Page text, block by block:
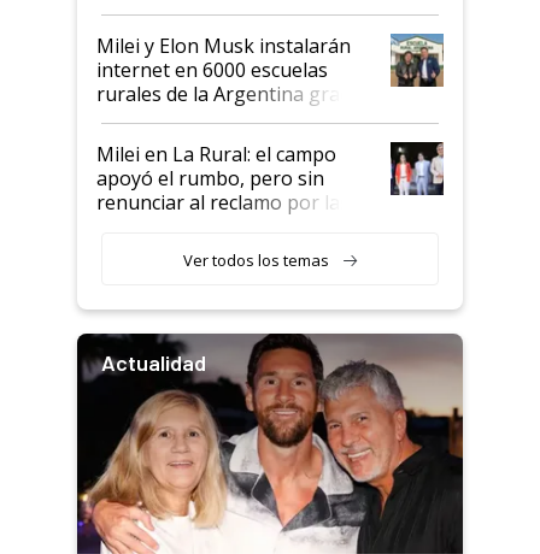
Milei y Elon Musk instalarán
internet en 6000 escuelas
rurales de la Argentina gracias
a un acuerdo con Starlink
Milei en La Rural: el campo
apoyó el rumbo, pero sin
renunciar al reclamo por las
Ver todos los temas
Actualidad